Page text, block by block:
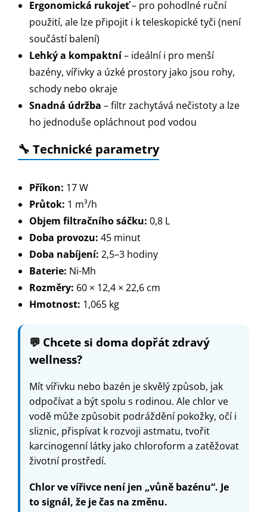
Ergonomická rukojeť– pro pohodlné ruční
použití, ale lze připojit i k teleskopické tyči (není
součástí balení)
Lehký a kompaktní– ideální i pro menší
bazény, vířivky a úzké prostory jako jsou rohy,
schody nebo okraje
Snadná údržba – filtr zachytává nečistoty a lze
ho jednoduše opláchnout pod vodou
🔧 Technické parametry
Příkon: 17 W
Průtok: 1 m³/h
Objem filtračního sáčku: 0,8 L
Doba provozu: 45 minut
Doba nabíjení: 2,5–3 hodiny
Baterie: Ni-Mh
Rozměry: 60 × 12,4 × 22,6 cm
Hmotnost: 1,065 kg
💬 Chcete si doma dopřát zdravý
wellness?
Mít vířivku nebo bazén je skvělý způsob, jak
odpočívat a být spolu s rodinou. Ale chlor ve
vodě může způsobit podráždění pokožky, očí i
sliznic, přispívat k rozvoji astmatu, tvořit
karcinogenní látky jako chloroform a zatěžovat
životní prostředí.
Chlor ve vířivce není jen „vůně bazénu“. Je
to signál, že je čas na změnu.